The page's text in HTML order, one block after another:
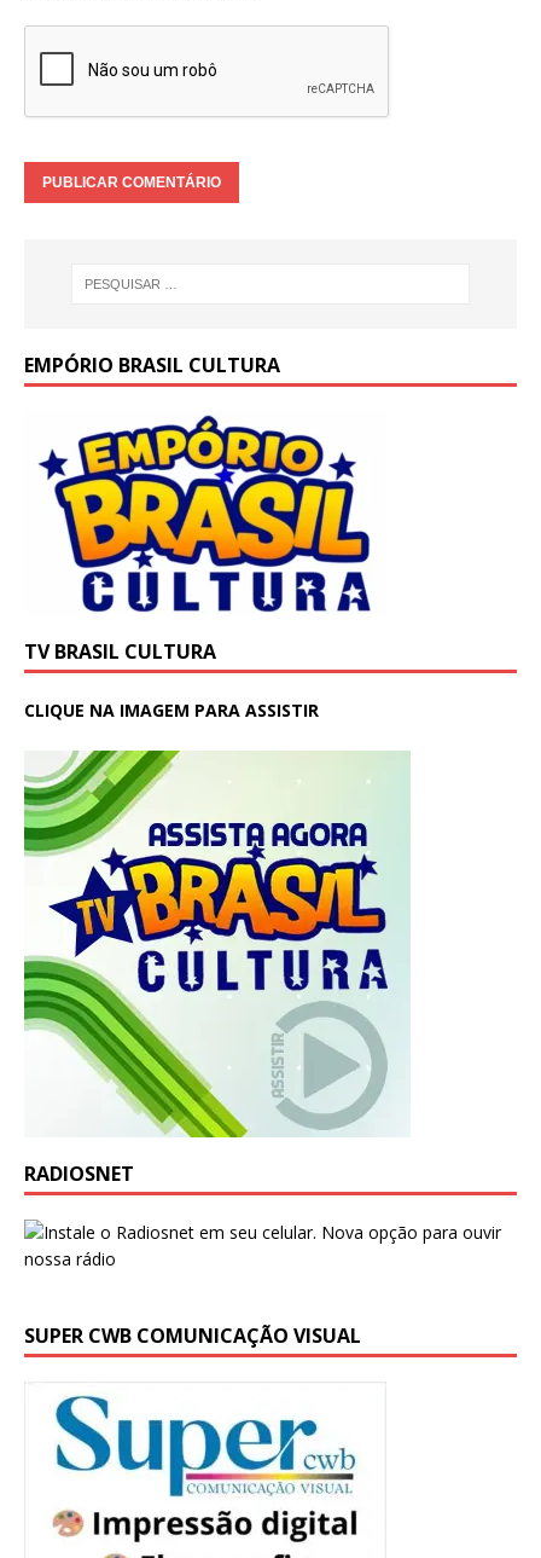
EMPÓRIO BRASIL CULTURA
TV BRASIL CULTURA
CLIQUE NA IMAGEM PARA ASSISTIR
RADIOSNET
SUPER CWB COMUNICAÇÃO VISUAL